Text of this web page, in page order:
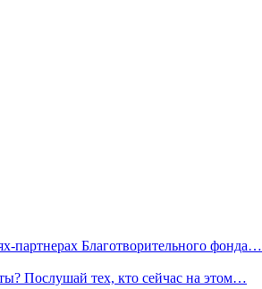
партнерах Благотворительного фонда…
Послушай тех, кто сейчас на этом…